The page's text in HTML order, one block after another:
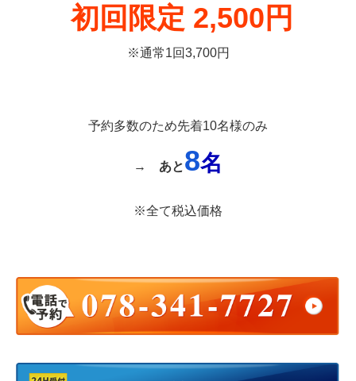
初回限定 2,500円
※通常1回3,700円
予約多数のため先着10名様のみ
→ あと8名
※全て税込価格